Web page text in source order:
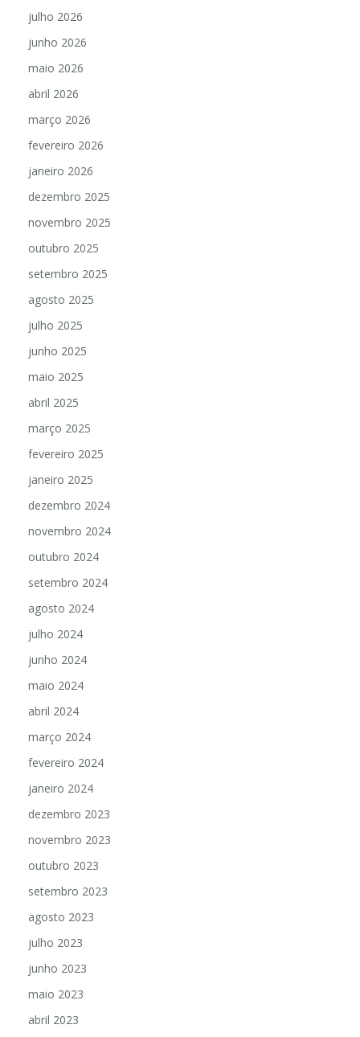
julho 2026
junho 2026
maio 2026
abril 2026
março 2026
fevereiro 2026
janeiro 2026
dezembro 2025
novembro 2025
outubro 2025
setembro 2025
agosto 2025
julho 2025
junho 2025
maio 2025
abril 2025
março 2025
fevereiro 2025
janeiro 2025
dezembro 2024
novembro 2024
outubro 2024
setembro 2024
agosto 2024
julho 2024
junho 2024
maio 2024
abril 2024
março 2024
fevereiro 2024
janeiro 2024
dezembro 2023
novembro 2023
outubro 2023
setembro 2023
agosto 2023
julho 2023
junho 2023
maio 2023
abril 2023